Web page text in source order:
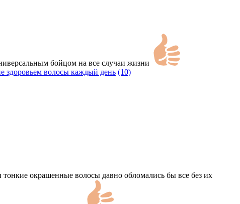
бойцом на все случаи жизни
здоровьем волосы каждый день (10)
тонкие окрашенные волосы давно обломались бы все без их